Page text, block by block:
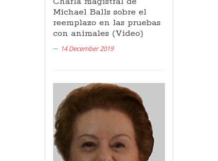
Michael Balls sobre el
reemplazo en las pruebas
con animales (Video)
14 December 2019